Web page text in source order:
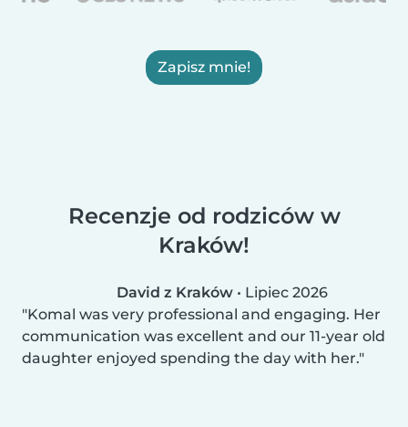
Zapisz mnie!
Recenzje od rodziców w
Kraków!
David z Kraków • Lipiec 2026
Komal was very professional and engaging. Her
communication was excellent and our 11-year old
daughter enjoyed spending the day with her.